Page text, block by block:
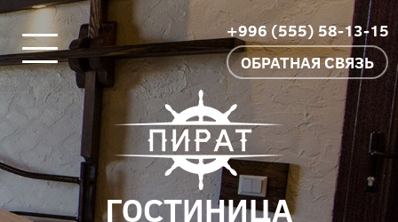
+996 (555) 58-13-15
ОБРАТНАЯ СВЯЗЬ
ГОСТИНИЦА